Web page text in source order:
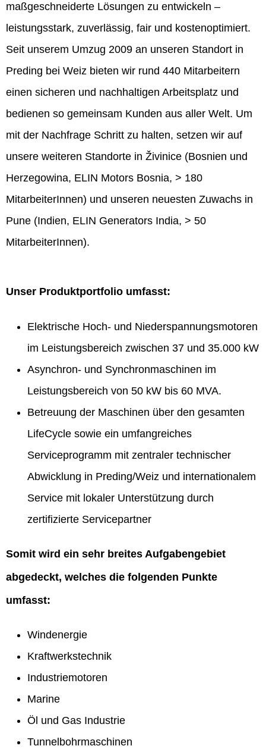
maßgeschneiderte Lösungen zu entwickeln –
leistungsstark, zuverlässig, fair und kostenoptimiert.
Seit unserem Umzug 2009 an unseren Standort in
Preding bei Weiz bieten wir rund 440 Mitarbeitern
einen sicheren und nachhaltigen Arbeitsplatz und
bedienen so gemeinsam Kunden aus aller Welt. Um
mit der Nachfrage Schritt zu halten, setzen wir auf
unsere weiteren Standorte in Živinice (Bosnien und
Herzegowina, ELIN Motors Bosnia, > 180
MitarbeiterInnen) und unseren neuesten Zuwachs in
Pune (Indien, ELIN Generators India, > 50
MitarbeiterInnen).
Unser Produktportfolio umfasst:
Elektrische Hoch- und Niederspannungsmotoren
im Leistungsbereich zwischen 37 und 35.000 kW
Asynchron- und Synchronmaschinen im
Leistungsbereich von 50 kW bis 60 MVA.
Betreuung der Maschinen über den gesamten
LifeCycle sowie ein umfangreiches
Serviceprogramm mit zentraler technischer
Abwicklung in Preding/Weiz und internationalem
Service mit lokaler Unterstützung durch
zertifizierte Servicepartner
Somit wird ein sehr breites Aufgabengebiet
abgedeckt, welches die folgenden Punkte
umfasst:
Windenergie
Kraftwerkstechnik
Industriemotoren
Marine
Öl und Gas Industrie
Tunnelbohrmaschinen